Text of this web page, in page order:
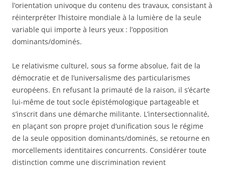
l’orientation univoque du contenu des travaux, consistant à
réinterpréter l’histoire mondiale à la lumière de la seule
variable qui importe à leurs yeux : l’opposition
dominants/dominés.
Le relativisme culturel, sous sa forme absolue, fait de la
démocratie et de l’universalisme des particularismes
européens. En refusant la primauté de la raison, il s’écarte
lui-même de tout socle épistémologique partageable et
s’inscrit dans une démarche militante. L’intersectionnalité,
en plaçant son propre projet d’unification sous le régime
de la seule opposition dominants/dominés, se retourne en
morcellements identitaires concurrents. Considérer toute
distinction comme une discrimination revient